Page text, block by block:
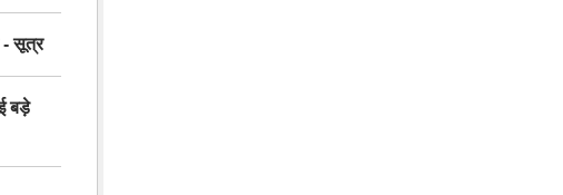
- सूत्र
बड़े